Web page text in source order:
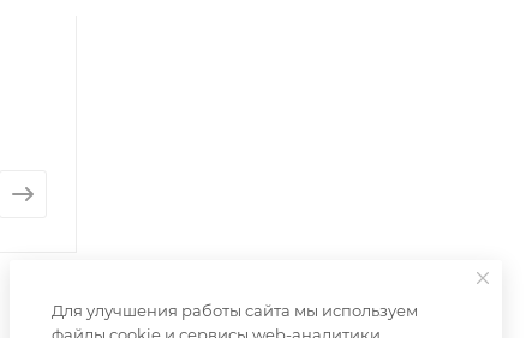
Для улучшения работы сайта мы используем